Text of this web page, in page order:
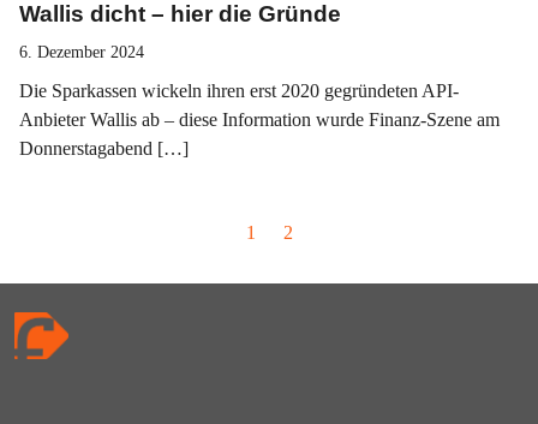
Wallis dicht – hier die Gründe
6. Dezember 2024
Die Sparkassen wickeln ihren erst 2020 gegründeten API-
Anbieter Wallis ab – diese Information wurde Finanz-Szene am
Donnerstagabend […]
g
e
n
P
g
1
P
g
2